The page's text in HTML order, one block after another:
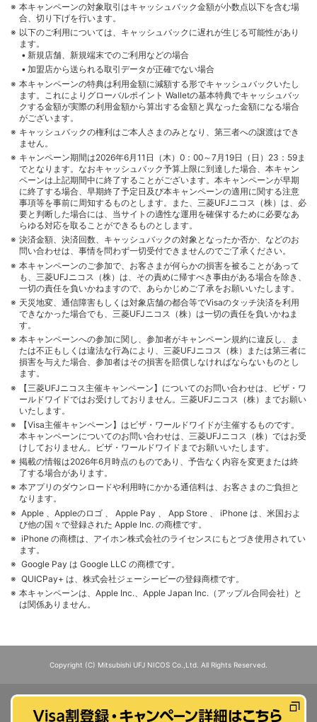
本キャンペーンの対象取引はキャッシュバック金額が小数点以下を含む場
合、切り下げを行います。
以下のご利用については、キャッシュバックに遅れが生じる可能性があり
ます。
新規店舗、新規端末でのご利用などの場合
加盟店から送られる取引データが正確でない場合
本キャンペーンの特典は利用金額に減額する形でキャッシュバックいたし
ます。これによりグローバルポイント Walletの基本特典でキャッシュバッ
クする金額が実際の利用金額から算出する金額と異なった金額になる場合
がございます。
キャッシュバックの権利はご本人さまのみとなり、第三者への譲渡はでき
ません。
キャンペーン期間は2026年6月11日（木）0：00～7月19日（日）23：59ま
でとなります。なおキャッシュバック予算上限に到達した場合、本キャン
ペーンは上記期間中に終了することがございます。本キャンペーンが早期
に終了する場合、早期終了予定日及び本キャンペーンの適用に関する注意
事項等を事前に周知するものとします。また、三菱UFJニコス（株）は、必
要と判断した場合には、当サイトの適性な運用を確保するために必要なあ
らゆる対応を取ることができるものとします。
決済金額、決済回数、キャッシュバックの対象となったか否か、などのお
問い合わせは、事情を問わず一切受付できませんのでご了承ください。
本キャンペーンのご参加で、お客さまが何らかの損害を被ることがあって
も、三菱UFJニコス（株）は、その責めに帰すべき事由がある場合を除き、
一切の責任を負いかねますので、あらかじめご了承をお願いいたします。
天災地変、通信障害もしくは対象店舗の都合等でVisaのタッチ決済を利用
できなかった場合でも、三菱UFJニコス（株）は一切の責任を負いかねま
す。
本キャンペーンへの参加に関し、参加者がキャンペーン規約に違反し、ま
たは不正もしくは違法な行為により、三菱UFJニコス（株）または第三者に
損害を与えた場合、参加者はその損害を賠償しなければならないものとし
ます。
【三菱UFJニコス主催キャンペーン】についてのお問い合わせは、ビザ・ワ
ールドワイドではお受けしておりません。三菱UFJニコス（株）までお願い
いたします。
【Visa主催キャンペーン】はビザ・ワールドワイドが主催するものです。
本キャンペーンについてのお問い合わせは、三菱UFJニコス（株）ではお受
けしておりません。ビザ・ワールドワイドまでお願いいたします。
掲載の情報は2026年6月時点のものであり、予告なく内容を変更または終
了する場合があります。
本アプリのダウンロードや利用時にかかる通信料は、お客さまのご負担と
なります。
Apple 、Appleのロゴ 、 Apple Pay 、 App Store 、 iPhone は、米国およ
び他の国々で登録された Apple Inc. の商標です。
iPhone の商標は、アイホン株式会社のライセンスにもとづき使用されてい
ます。
Google Pay は Google LLC の商標です。
QUICPay+ は、株式会社ジェーシービーの登録商標です。
本キャンペーンは、Apple Inc.、Apple Japan Inc.（アップル合同会社）と
は関係ありません。
Copyright (C) Mitsubishi UFJ NICOS Co.,Ltd. All Rights Reserved.